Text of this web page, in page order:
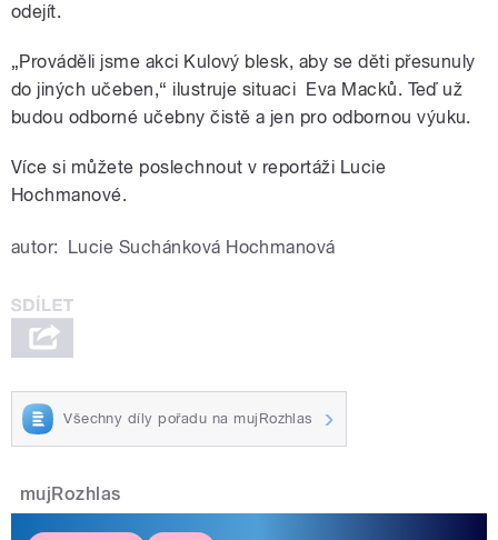
odejít.
„Prováděli jsme akci Kulový blesk, aby se děti přesunuly
do jiných učeben,“ ilustruje situaci Eva Macků. Teď už
budou odborné učebny čistě a jen pro odbornou výuku.
Více si můžete poslechnout v reportáži Lucie
Hochmanové.
autor: Lucie Suchánková Hochmanová
Všechny díly pořadu na mujRozhlas
mujRozhlas